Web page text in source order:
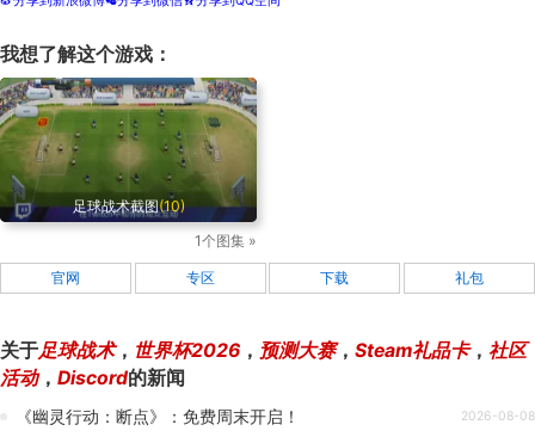
我想了解这个游戏：
足球战术截图(10)
1个图集 »
官网 专区 下载 礼包
关于足球战术， 世界杯2026 ， 预测大赛， Steam礼品卡， 社区
活动， Discord的新闻
《幽灵行动：断点》：免费周末开启！ 2026-08-08